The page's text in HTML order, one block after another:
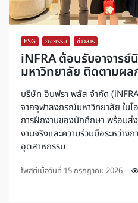
ESG กิจกรรม ข่าวสาร
iNFRA ต้อนรับอาจาร
มหาวิทยาลัย ติดตามผ
บริษัท อินฟรา พลัส จำกัด
จากจุฬาลงกรณ์มหาวิทยาลัย ในโ
การฝึกงานของนักศึกษา พร้อมส่ง
งานจริงและความร่วมมือระหว่าง
อุตสาหกรรม
โพสต์เมื่อวันที่ 15 กรกฎาคม 2026